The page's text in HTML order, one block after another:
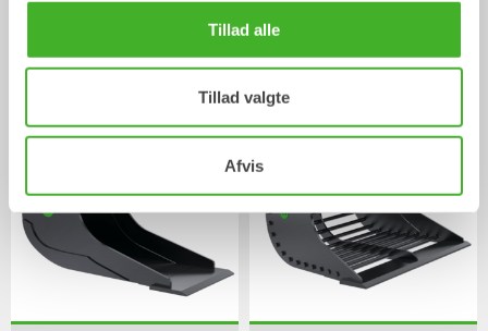
Tillad alle
Tillad valgte
Afvis
Skovl Skovl 0-40Ton